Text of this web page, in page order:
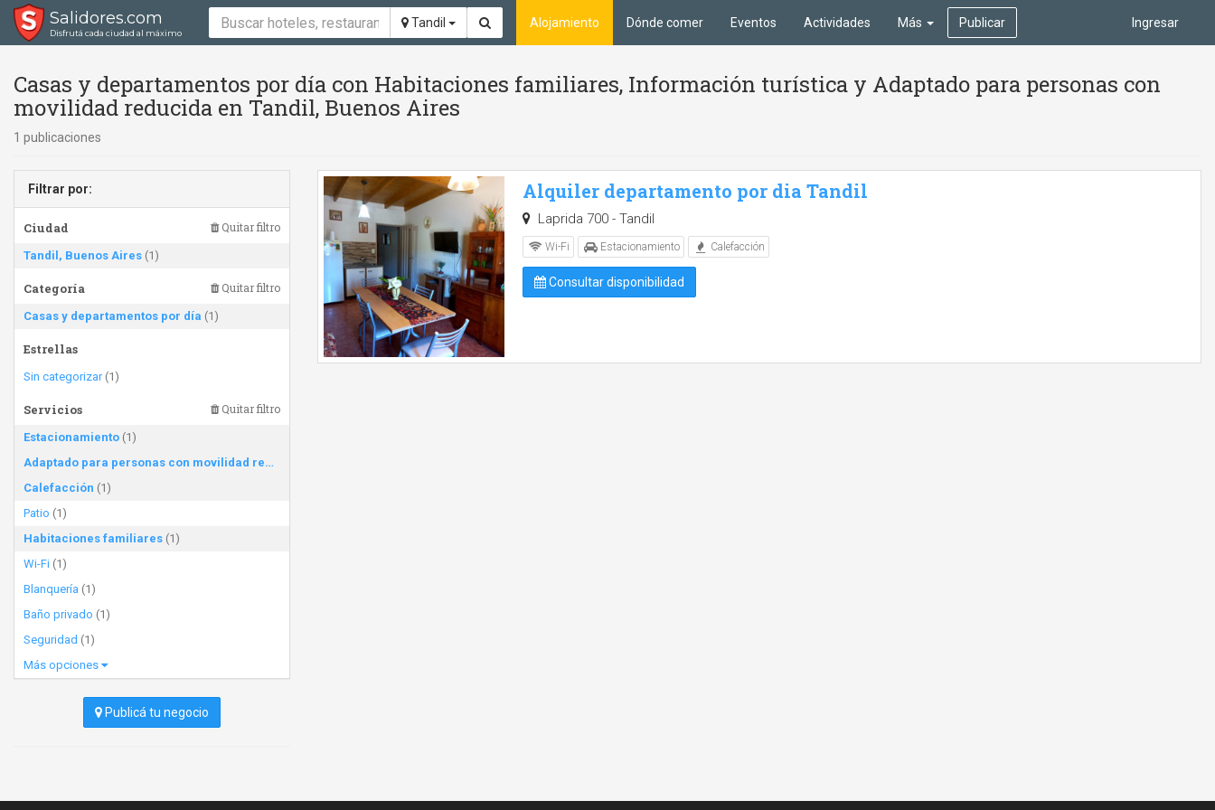
Salidores.com
Disfrutá cada ciudad al máximo
Tandil Ingresar
Alojamiento Dónde comer Eventos Actividades Más Publicar
Casas y departamentos por día con Habitaciones familiares, Información turística y Adaptado para personas con
movilidad reducida en Tandil, Buenos Aires
1 publicaciones
Filtrar por:
Ciudad Quitar filtro
Tandil, Buenos Aires (1)
Categoría Quitar filtro
Casas y departamentos por día (1)
Estrellas
Sin categorizar(1)
Servicios Quitar filtro
Estacionamiento (1)
Adaptado para personas con movilidad reducida
Calefacción (1)
Patio (1)
Habitaciones familiares (1)
Wi-Fi (1)
Blanquería (1)
Baño privado (1)
Seguridad (1)
Más opciones
Publicá tu negocio
Alquiler departamento por dia Tandil
Laprida 700 - Tandil
Wi-Fi Estacionamiento Calefacción
Consultar disponibilidad